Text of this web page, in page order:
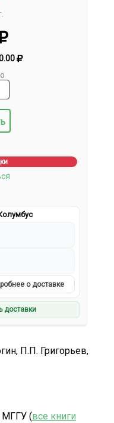
о доставке
доставки
П.П. Григорьев,
МГГУ (все книги